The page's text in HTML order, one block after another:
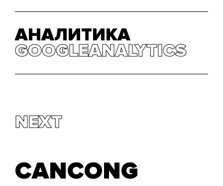
АНАЛИТИКА
GOOGLEANALYTICS
GOOGLEANALYTICS
NEXT
CANCONG